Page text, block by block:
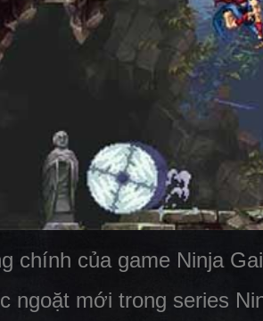
chính của game Ninja
ngoặt mới trong series